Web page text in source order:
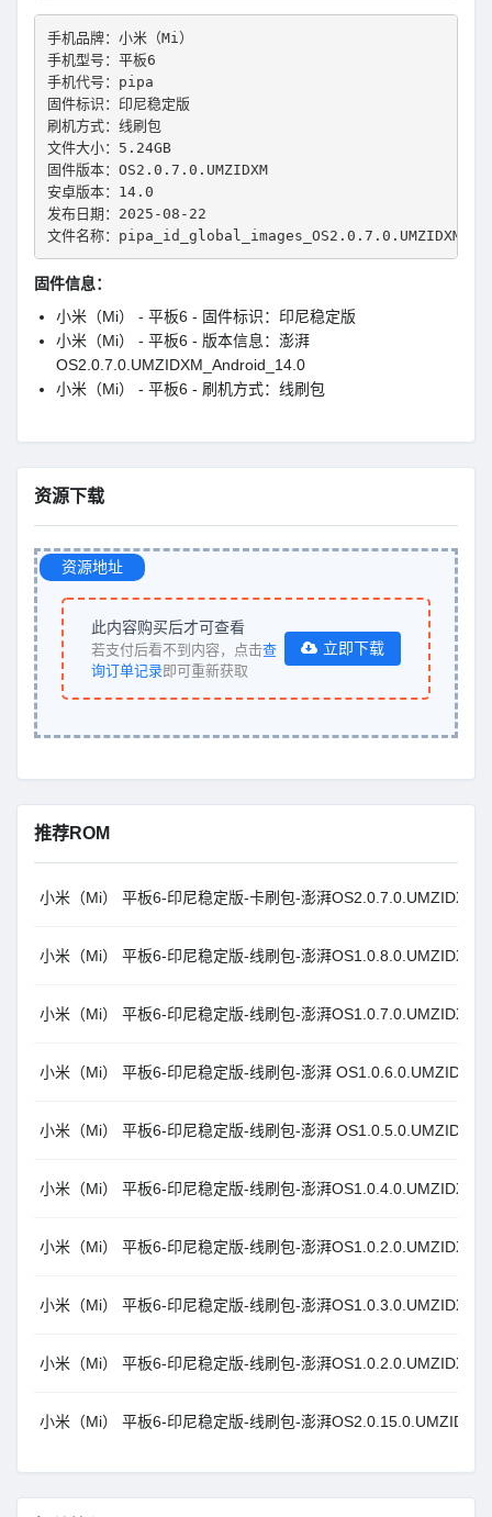
手机品牌：小米（Mi）
手机型号：平板6
手机代号：pipa
固件标识：印尼稳定版
刷机方式：线刷包
文件大小：5.24GB
固件版本：OS2.0.7.0.UMZIDXM
安卓版本：14.0
发布日期：2025-08-22
文件名称：
固件信息：
小米（Mi） - 平板6 - 固件标识：印尼稳定版
小米（Mi） - 平板6 - 版本信息：澎湃
OS2.0.7.0.UMZIDXM_Android_14.0
小米（Mi） - 平板6 - 刷机方式：线刷包
资源下载
资源地址
此内容购买后才可查看
若支付后看不到内容，点击查
询订单记录即可重新获取
立即下载
推荐ROM
小米（Mi） 平板6-印尼稳定版-卡刷包-澎湃
小米（Mi） 平板6-印尼稳定版-线刷包-澎湃
小米（Mi） 平板6-印尼稳定版-线刷包-澎湃
小米（Mi） 平板6-印尼稳定版-线刷包-澎湃
小米（Mi） 平板6-印尼稳定版-线刷包-澎湃
小米（Mi） 平板6-印尼稳定版-线刷包-澎湃
小米（Mi） 平板6-印尼稳定版-线刷包-澎湃
小米（Mi） 平板6-印尼稳定版-线刷包-澎湃
小米（Mi） 平板6-印尼稳定版-线刷包-澎湃
小米（Mi） 平板6-印尼稳定版-线刷包-澎湃